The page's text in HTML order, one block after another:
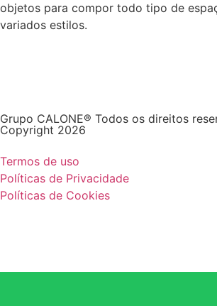
objetos para compor todo tipo de
variados estilos.
Grupo CALONE® Todos os direitos
Copyright 2026
Termos de uso
Políticas de Privacidade
Políticas de Cookies